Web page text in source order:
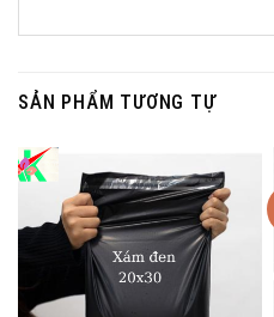
SẢN PHẨM TƯƠNG TỰ